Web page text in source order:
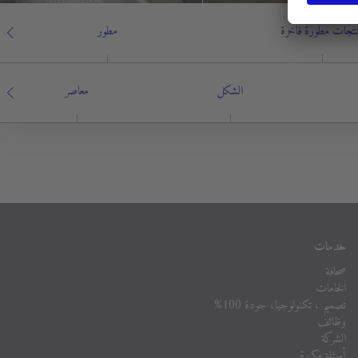
مطورة فاخرة مطور
الشكل معاصر
خدمات
صحافة
الخامات
تصميم ، تكنولوجيا، جودة 100%
وظائف
الشركة